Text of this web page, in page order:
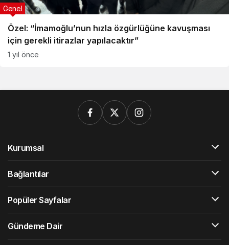
Özel: “İmamoğlu’nun hızla özgürlüğüne kavuşması
için gerekli itirazlar yapılacaktır”
Genel
1 yıl önce
Kurumsal
Bağlantılar
Popüler Sayfalar
Gündeme Dair